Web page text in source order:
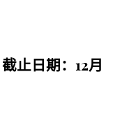
止日期：12月